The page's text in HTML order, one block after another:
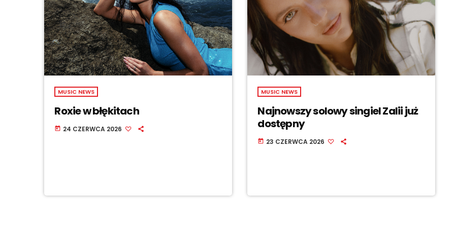
MUSIC NEWS
Roxie w błękitach
today 24 CZERWCA 2026
MUSIC NEWS
Najnowszy solowy singiel Zalii już
dostępny
today 23 CZERWCA 2026